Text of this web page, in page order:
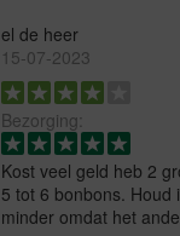
el de heer
15-07-2023
Bezorging:
Kost veel geld heb 2
5 tot 6 bonbons.
minder omdat het